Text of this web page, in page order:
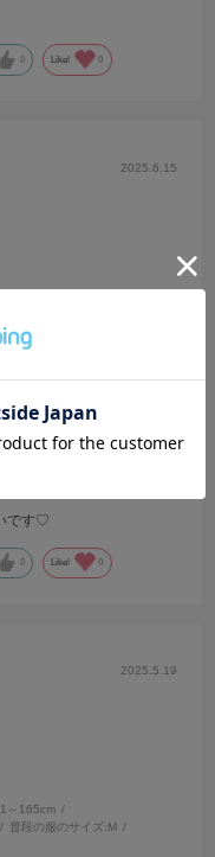
0 Like! 0
2025.6.15
京都
です♡
0 Like! 0
2025.5.19
～165cm
普段の服のサイズ:M